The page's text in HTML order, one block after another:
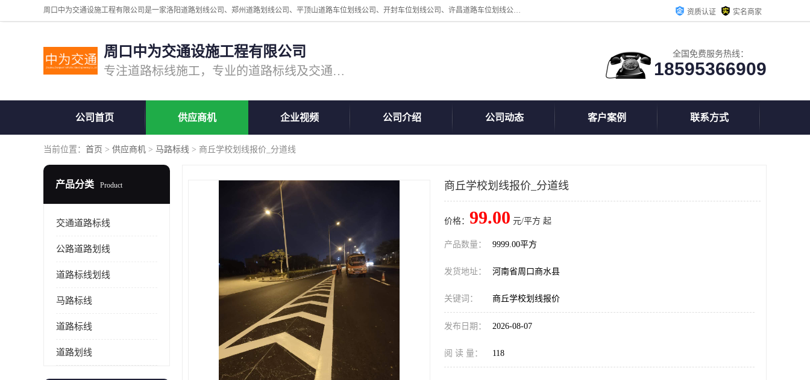
周口中为交通设施工程有限公司是一家洛阳道路划线公司、郑州道路划线公司、平顶山道路车位划线公司、开封车位划线公司、许昌道路车位划线公司、漯河道路车位划线公司，公司始终坚持“诚信、匠心、专注”的宗旨；我们的经营理念是：的服务。 资质认证 实名商家
周口中为交通设施工程有限公司
专注道路标线施工，专业的道路标线及交通设施施工服务商!
全国免费服务热线：
18595366909
公司首页 供应商机 企业视频 公司介绍 公司动态 客户案例 联系方式
当前位置： 首页 > 供应商机 > 马路标线 > 商丘学校划线报价_分道线
产品分类 Product
交通道路标线
公路道路划线
道路标线划线
马路标线
道路标线
道路划线
商丘学校划线报价_分道线
价格： 99.00 元/平方 起
产品数量： 9999.00平方
发货地址： 河南省周口商水县
关键词： 商丘学校划线报价
发布日期： 2026-08-07
阅 读 量： 118